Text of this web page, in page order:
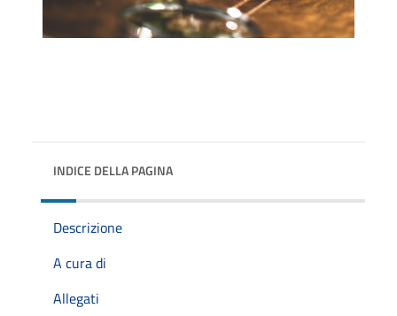
INDICE DELLA PAGINA
Descrizione
A cura di
Allegati